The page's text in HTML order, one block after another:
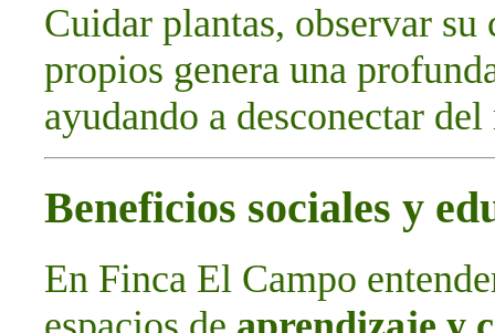
Cuidar plantas, observar
propios genera una
ayudando a desconectar
Beneficios sociales y
En Finca El Campo